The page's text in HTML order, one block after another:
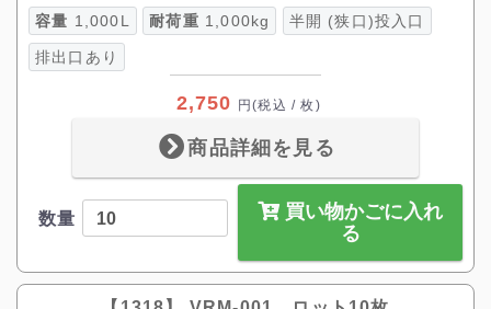
容量 1,000L 耐荷重 1,000kg 半開 (狭口)投入口
排出口あり
2,750 円(税込 / 枚)
商品詳細を見る
数量
買い物かごに入れ
る